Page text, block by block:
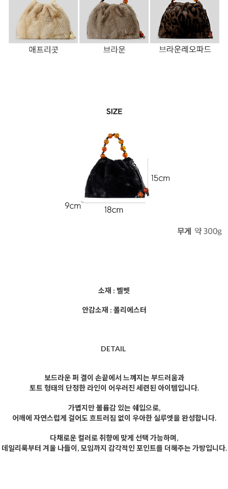
소재 : 벨벳
안감소재 : 폴리에스터
DETAIL
보드라운 퍼 결이 손끝에서 느껴지는 부드러움과
토트 형태의 단정한 라인이 어우러진 세련된 아이템입니다.
가볍지만 볼륨감 있는 쉐입으로,
어깨에 자연스럽게 걸어도 흐트러짐 없이 우아한 실루엣을 완성합니다.
다채로운 컬러로 취향에 맞게 선택 가능하며,
데일리룩부터 겨울 나들이, 모임까지 감각적인 포인트를 더해주는 가방입니다.